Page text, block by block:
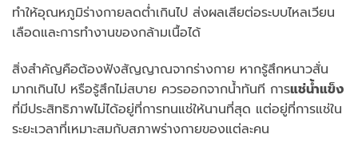
ทำให้อุณหภูมิร่างกายลดต่ำเกินไป ส่งผลเสียต่อระบบไหลเวียน
เลือดและการทำงานของกล้ามเนื้อได้
สิ่งสำคัญคือต้องฟังสัญญาณจากร่างกาย หากรู้สึกหนาวสั่น
มากเกินไป หรือรู้สึกไม่สบาย ควรออกจากน้ำทันที การแช่น้ำแข็ง
ที่มีประสิทธิภาพไม่ได้อยู่ที่การทนแช่ให้นานที่สุด แต่อยู่ที่การแช่ใน
ระยะเวลาที่เหมาะสมกับสภาพร่างกายของแต่ละคน